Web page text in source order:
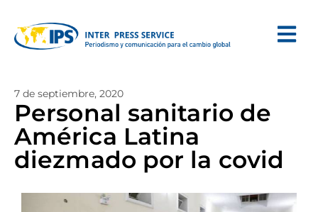
7 de septiembre, 2020
Personal sanitario de
América Latina
diezmado por la covid